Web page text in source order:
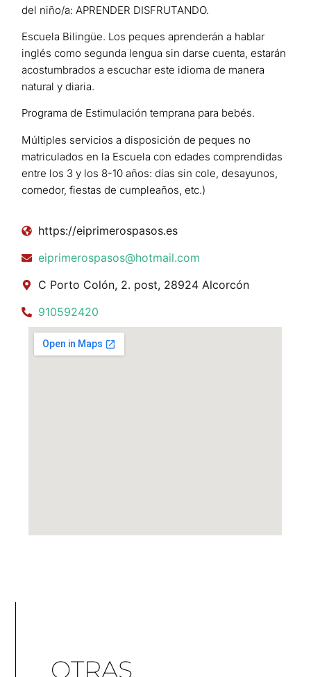
del niño/a: APRENDER DISFRUTANDO.
Escuela Bilingüe. Los peques aprenderán a hablar
inglés como segunda lengua sin darse cuenta, estarán
acostumbrados a escuchar este idioma de manera
natural y diaria.
Programa de Estimulación temprana para bebés.
Múltiples servicios a disposición de peques no
matriculados en la Escuela con edades comprendidas
entre los 3 y los 8-10 años: días sin cole, desayunos,
comedor, fiestas de cumpleaños, etc.)
https://eiprimerospasos.es
eiprimerospasos@hotmail.com
C Porto Colón, 2. post, 28924 Alcorcón
910592420
OTRAS